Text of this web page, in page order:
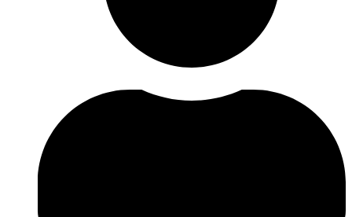
A nova área reúne diversos recursos destinados a jornalistas e profissionais
da comunicação, incluindo uma apresentação institucional do
InnovPlantProtect, materiais de identidade visual, informação sobre a
organização e os contactos da equipa de comunicação.
Para além destes recursos, o InnovPlantProtect disponibiliza a sua equipa
multidisciplinar para colaborar com os órgãos de comunicação social através
de entrevistas, comentários especializados e esclarecimentos sobre temas
relacionados com a proteção de culturas, inovação agrícola, soluções
biológicas e digitais e investigação aplicada.